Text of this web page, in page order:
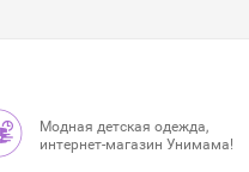
Модная детская одежда,
интернет-магазин Унимама!